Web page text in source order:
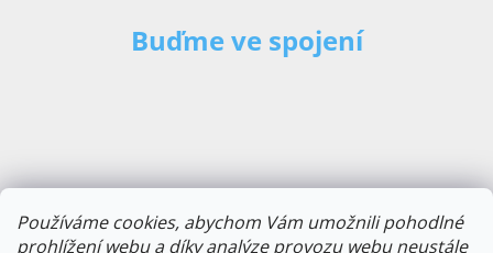
Používáme cookies, abychom Vám umožnili pohodlné
prohlížení webu a díky analýze provozu webu neustále
Buďme ve spojení